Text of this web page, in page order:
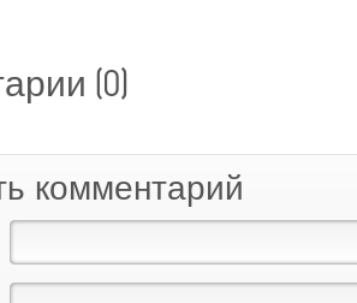
(0)
комментарий